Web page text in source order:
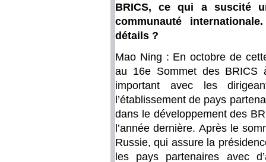
BRICS, ce qui a suscité
communauté
détails ?
Mao Ning : En octobre de
au 16e Sommet des BRICS
important avec les
l’établissement de pays
dans le développement des
l’année dernière. Après le
Russie, qui assure la
les pays partenaires avec